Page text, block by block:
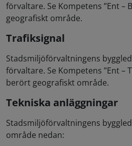
förvaltare. Se Kompetens ”Ent –
geografiskt område.
Trafiksignal
Stadsmiljöförvaltningens
förvaltare. Se Kompetens ”Ent –
berört geografiskt område.
Tekniska anläggningar
Stadsmiljöförvaltningens
område nedan: